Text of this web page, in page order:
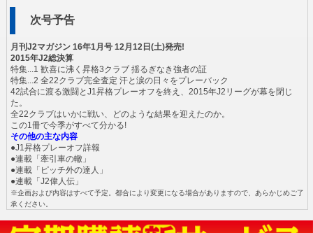
次号予告
月刊J2マガジン 16年1月号 12月12日(土)発売!
2015年J2総決算
特集...1 歓喜に沸く昇格3クラブ 揺るぎなき強者の証
特集...2 全22クラブ完全査定 汗と涙の日々をプレーバック
42試合に渡る激闘とJ1昇格プレーオフを終え、2015年J2リーグが幕を閉じ
た。
全22クラブはいかに戦い、どのような結果を迎えたのか。
この1冊で今季がすべて分かる!
その他の主な内容
●J1昇格プレーオフ詳報
●連載「牽引車の轍」
●連載「ピッチ外の達人」
●連載「J2偉人伝」
※企画および内容はすべて予定。都合により変更になる場合がありますので、あらかじめご了
承ください。